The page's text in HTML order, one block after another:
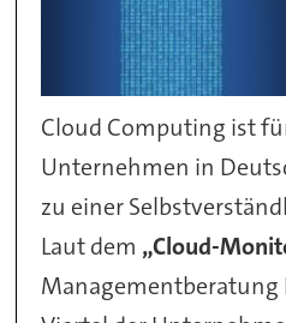
Cloud Computing ist
Unternehmen in
zu einer
Laut dem „Cloud-
Managementberatung